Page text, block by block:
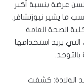
السن عرضة بنسبة أكبر
ما يشير نيوزتشافر.
الصحة العامة
التي يزيد استخدامها
بالتوحد.
الولادة: كشفت